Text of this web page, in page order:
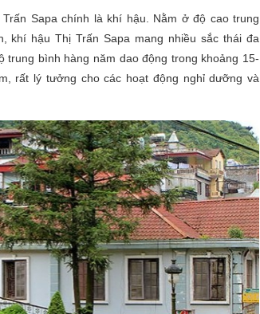
Trấn Sapa chính là khí hậu. Nằm ở độ cao trung
khí hậuThị Trấn Sapa mang nhiều sắc thái đa
bình hàng năm dao động trong khoảng 15-
rất lý tưởng cho các hoạt động nghỉ dưỡng và